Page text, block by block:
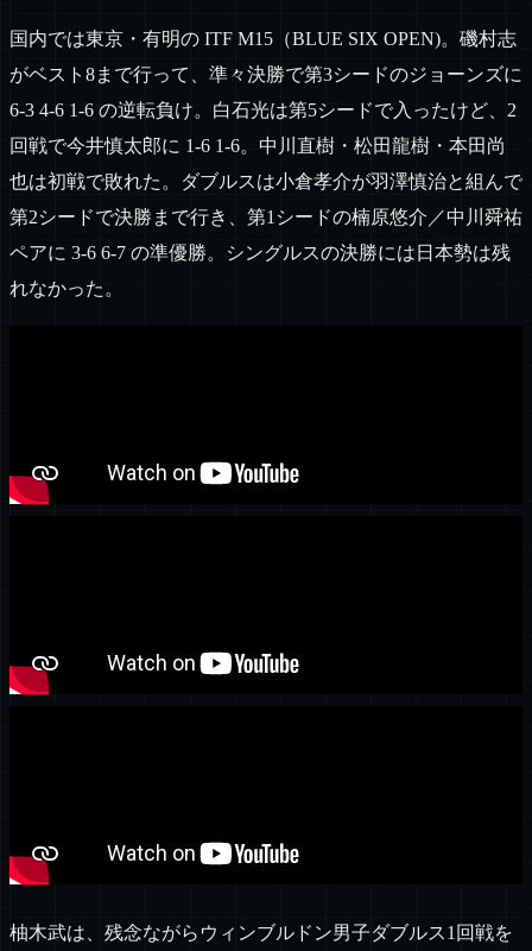
国内では東京・有明の ITF M15（BLUE SIX OPEN)。磯村志
がベスト8まで行って、準々決勝で第3シードのジョーンズに
6-3 4-6 1-6 の逆転負け。白石光は第5シードで入ったけど、2
回戦で今井慎太郎に 1-6 1-6。中川直樹・松田龍樹・本田尚
也は初戦で敗れた。ダブルスは小倉孝介が羽澤慎治と組んで
第2シードで決勝まで行き、第1シードの楠原悠介／中川舜祐
ペアに 3-6 6-7 の準優勝。シングルスの決勝には日本勢は残
れなかった。
柚木武は、残念ながらウィンブルドン男子ダブルス1回戦を